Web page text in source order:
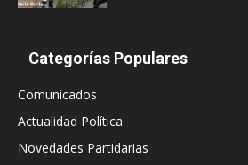
Categorías Populares
Comunicados
Actualidad Política
Novedades Partidarias